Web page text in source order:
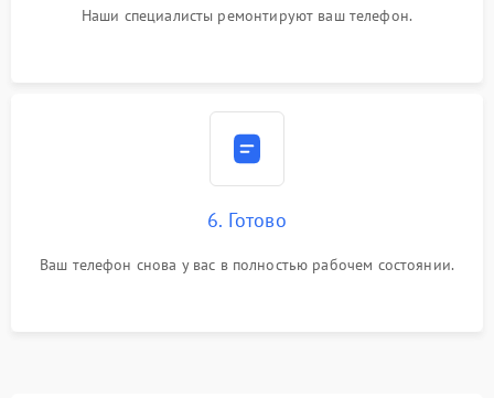
Наши специалисты ремонтируют ваш телефон.
6. Готово
Ваш телефон снова у вас в полностью рабочем состоянии.